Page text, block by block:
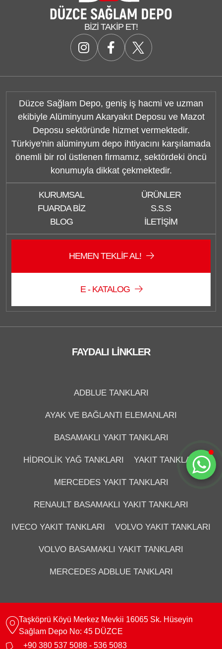
BIZI TAKIP ET!
Düzce Sağlam Depo, geniş iş hacmi ve uzman
ekibiyle Alüminyum Akaryakıt Deposu ve Mazot
Deposu sektöründe hizmet vermektedir.
Türkiye'nin alüminyum depo ihtiyacını karşılamada
önemli bir rol üstlenen firmamız, sektördeki öncü
konumuyla dikkat çekmektedir.
KURUMSAL
ÜRÜNLER
FUARDA BIZ
S.S.S
BLOG
İLETIŞIM
HEMEN TEKLIF AL!
E - KATALOG
FAYDALI LINKLER
ADBLUE TANKLARI
AYAK VE BAĞLANTI ELEMANLARI
BASAMAKLI YAKIT TANKLARI
HIDROLIK YAĞ TANKLARI YAKIT TANKLARI
MERCEDES YAKIT TANKLARI
RENAULT BASAMAKLI YAKIT TANKLARI
IVECO YAKIT TANKLARI VOLVO YAKIT TANKLARI
VOLVO BASAMAKLI YAKIT TANKLARI
MERCEDES ADBLUE TANKLARI
Taşköprü Köyü Merkez Mevkii 16065 Sk. Hüseyin
Sağlam Depo No: 45 DÜZCE
+90 380 537 5088 - 536 5083